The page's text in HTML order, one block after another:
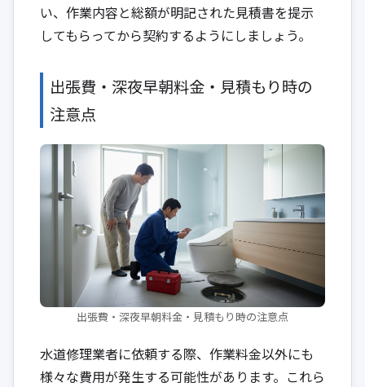
い、作業内容と総額が明記された見積書を提示
してもらってから契約するようにしましょう。
出張費・深夜早朝料金・見積もり時の
注意点
出張費・深夜早朝料金・見積もり時の注意点
水道修理業者に依頼する際、作業料金以外にも
様々な費用が発生する可能性があります。これら